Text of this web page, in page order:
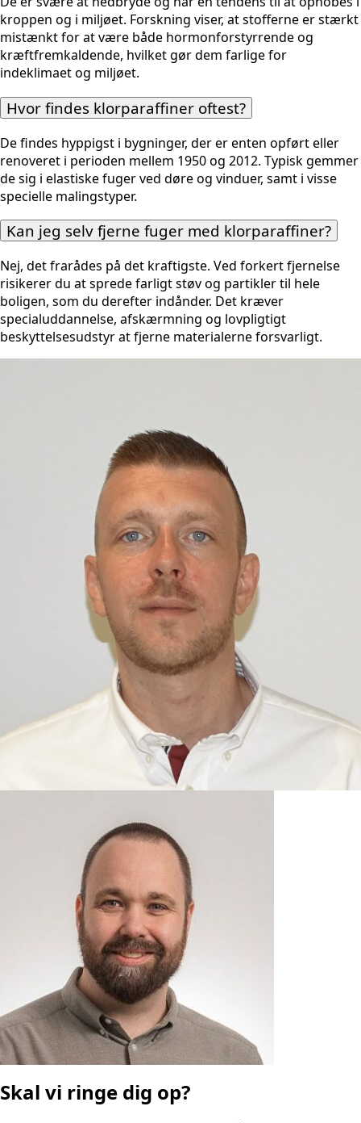
kroppen og i miljøet. Forskning viser, at stofferne er stærkt
mistænkt for at være både hormonforstyrrende og
kræftfremkaldende, hvilket gør dem farlige for
indeklimaet og miljøet.
Hvor findes klorparaffiner oftest?
De findes hyppigst i bygninger, der er enten opført eller
renoveret i perioden mellem 1950 og 2012. Typisk gemmer
de sig i elastiske fuger ved døre og vinduer, samt i visse
specielle malingstyper.
Kan jeg selv fjerne fuger med klorparaffiner?
Nej, det frarådes på det kraftigste. Ved forkert fjernelse
risikerer du at sprede farligt støv og partikler til hele
boligen, som du derefter indånder. Det kræver
specialuddannelse, afskærmning og lovpligtigt
beskyttelsesudstyr at fjerne materialerne forsvarligt.
Skal vi ringe dig op?